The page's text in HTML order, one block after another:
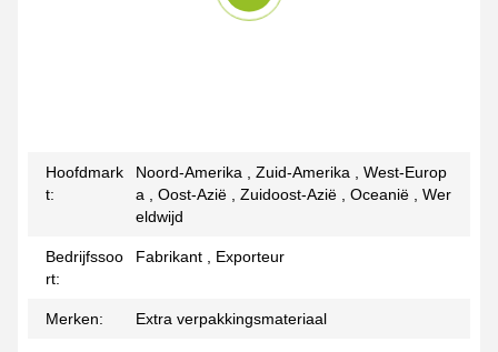
Hoofdmark
t:
Noord-Amerika , Zuid-Amerika , West-Europ
a , Oost-Azië , Zuidoost-Azië , Oceanië , Wer
eldwijd
Bedrijfssoo
rt:
Fabrikant , Exporteur
Merken: Extra verpakkingsmateriaal